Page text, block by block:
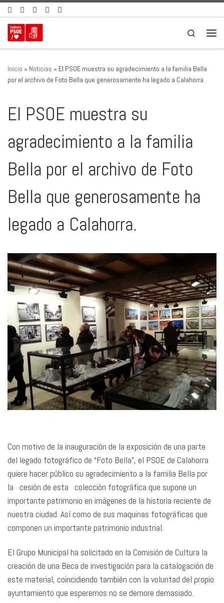
Saltar al contenido
Search
Inicio » Noticias » El PSOE muestra su agradecimiento a la familia Bella
por el archivo de Foto Bella que generosamente ha legado a Calahorra.
El PSOE muestra su
agradecimiento a la familia
Bella por el archivo de Foto
Bella que generosamente ha
legado a Calahorra.
Con motivo de la inauguración de la exposición de una parte
del legado fotográfico de “Foto Bella”, el PSOE de Calahorra
quiere hacer público su agradecimiento a la familia Bella por
la cesión de esta colección fotográfica que supone un
importante patrimonio en imágenes de la historia reciente de
nuestra ciudad. Así como de sus maquinas fotográficas que
componen un importante patrimonio industrial.
El Grupo Municipal ha solicitado en la Comisión de Cultura la
creación de una Beca de investigación para la catalogación de
este material, coincidiendo también con la voluntad del propio
ayuntamiento que esperemos no se demore demasiado.